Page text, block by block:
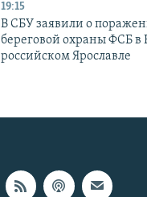
19:15
В СБУ заявили о
береговой охраны ФСБ в
российском Ярославле